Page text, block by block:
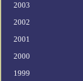
2003
2002
2001
2000
1999